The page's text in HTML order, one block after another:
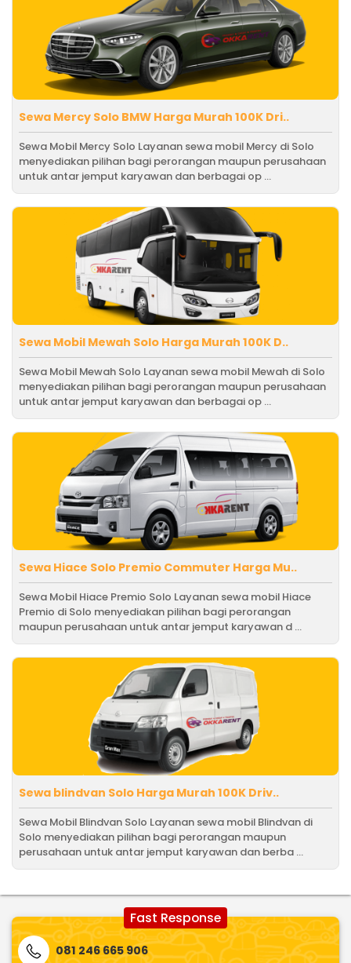
Sewa Mercy Solo BMW Harga Murah 100K Dri..
Sewa Mobil Mercy Solo Layanan sewa mobil Mercy di Solo
menyediakan pilihan bagi perorangan maupun perusahaan
untuk antar jemput karyawan dan berbagai op ...
Sewa Mobil Mewah Solo Harga Murah 100K D..
Sewa Mobil Mewah Solo Layanan sewa mobil Mewah di Solo
menyediakan pilihan bagi perorangan maupun perusahaan
untuk antar jemput karyawan dan berbagai op ...
Sewa Hiace Solo Premio Commuter Harga Mu..
Sewa Mobil Hiace Premio Solo Layanan sewa mobil Hiace
Premio di Solo menyediakan pilihan bagi perorangan
maupun perusahaan untuk antar jemput karyawan d ...
Sewa blindvan Solo Harga Murah 100K Driv..
Sewa Mobil Blindvan Solo Layanan sewa mobil Blindvan di
Solo menyediakan pilihan bagi perorangan maupun
perusahaan untuk antar jemput karyawan dan berba ...
Fast Response
081 246 665 906